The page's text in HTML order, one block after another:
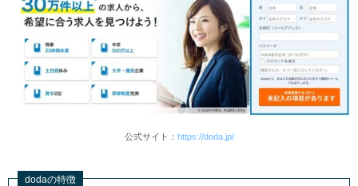
公式サイト： https://doda.jp/
dodaの特徴